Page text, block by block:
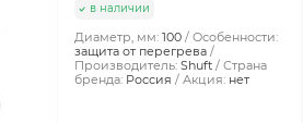
в наличии
Диаметр, мм: 100
Особенности:
защита от перегрева
Производитель: Shuft
Страна
бренда: Россия Акция: нет